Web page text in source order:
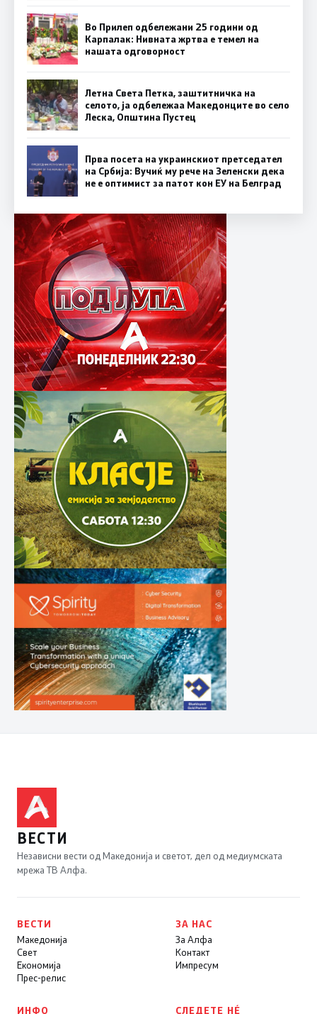
Во Прилеп одбележани 25 години од
Карпалак: Нивната жртва е темел на
нашата одговорност
Летна Света Петка, заштитничка на
селото, ја одбележаа Македонците во село
Леска, Општина Пустец
Прва посета на украинскиот претседател
на Србија: Вучиќ му рече на Зеленски дека
не е оптимист за патот кон ЕУ на Белград
ВЕСТИ
Независни вести од Македонија и светот, дел од медиумската
мрежа ТВ Алфа.
ВЕСТИ
Македонија
Свет
Економија
Прес-релис
ЗА НАС
За Алфа
Контакт
Импресум
ИНФО СЛЕДЕТЕ НÉ